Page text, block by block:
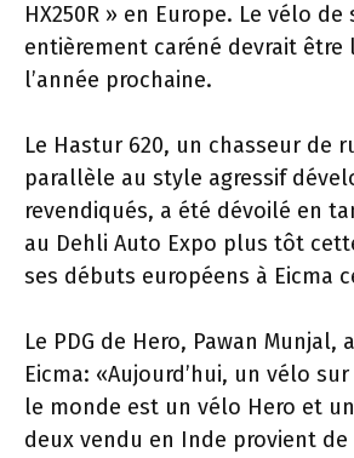
HX250R » en Europe. Le vélo
entièrement caréné devrait être
l’année prochaine.
Le Hastur 620, un chasseur de
parallèle au style agressif
revendiqués, a été dévoilé en
au Dehli Auto Expo plus tôt
ses débuts européens à Eicma
Le PDG de Hero, Pawan Munjal,
Eicma: «Aujourd’hui, un vélo
le monde est un vélo Hero et
deux vendu en Inde provient de